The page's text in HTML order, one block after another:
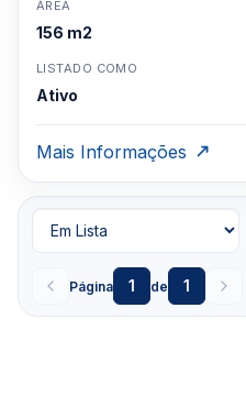
ÁREA
156 m2
LISTADO COMO
Ativo
Mais Informações
Página 1 de 1